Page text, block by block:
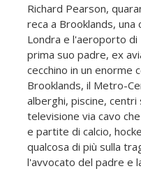
Richard Pearson,
reca a Brooklands,
Londra e l'aeroporto
prima suo padre, ex
cecchino in un enorme
Brooklands, il Metro-
alberghi, piscine,
televisione via cavo
e partite di calcio,
qualcosa di più sulla
l'avvocato del padre e